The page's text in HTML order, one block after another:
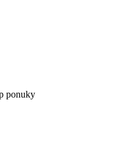
ponuky